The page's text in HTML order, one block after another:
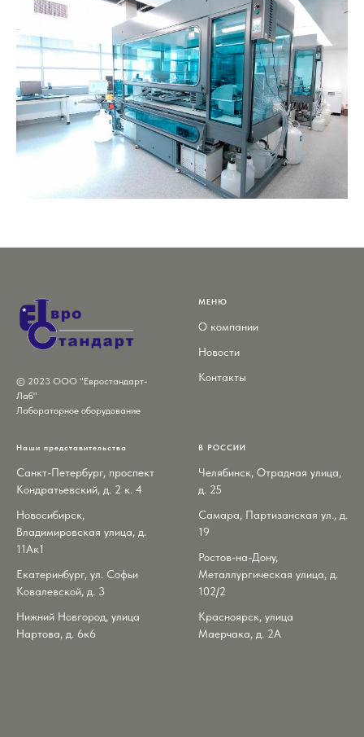
© 2023 ООО "Евростандарт-
Лаб"
Лабораторное оборудование
МЕНЮ
О компании
Новости
Контакты
Наши представительства
Санкт-Петербург, проспект
Кондратьевский, д. 2 к. 4
Новосибирск,
Владимировская улица, д.
11Ак1
Екатеринбург, ул. Софьи
Ковалевской, д. 3
Нижний Новгород, улица
Нартова, д. 6к6
В РОССИИ
Челябинск, Отрадная улица,
д. 25
Самара, Партизанская ул., д.
19
Ростов-на-Дону,
Металлургическая улица, д.
102/2
Красноярск, улица
Маерчака, д. 2А